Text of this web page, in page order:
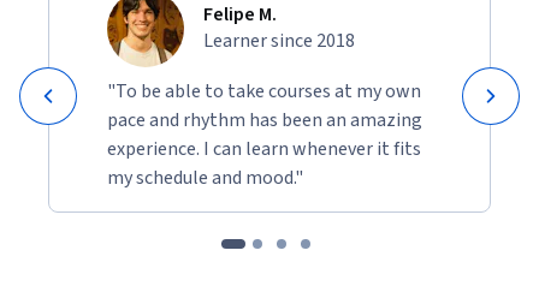
Felipe M.
Learner since 2018
"To be able to take courses at my own
pace and rhythm has been an amazing
experience. I can learn whenever it fits
my schedule and mood."